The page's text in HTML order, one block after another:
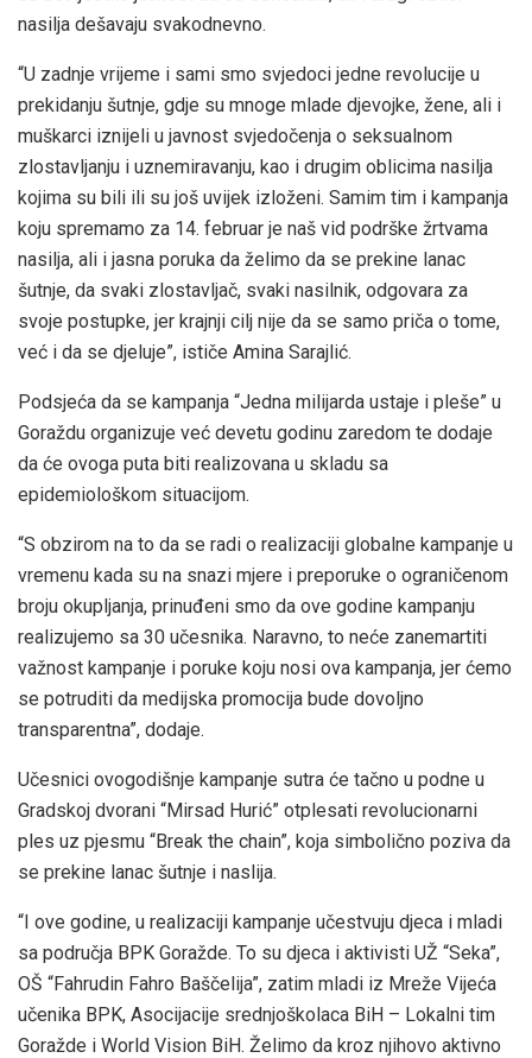
nasilja dešavaju svakodnevno.
“U zadnje vrijeme i sami smo svjedoci jedne revolucije u
prekidanju šutnje, gdje su mnoge mlade djevojke, žene, ali i
muškarci iznijeli u javnost svjedočenja o seksualnom
zlostavljanju i uznemiravanju, kao i drugim oblicima nasilja
kojima su bili ili su još uvijek izloženi. Samim tim i kampanja
koju spremamo za 14. februar je naš vid podrške žrtvama
nasilja, ali i jasna poruka da želimo da se prekine lanac
šutnje, da svaki zlostavljač, svaki nasilnik, odgovara za
svoje postupke, jer krajnji cilj nije da se samo priča o tome,
već i da se djeluje”, ističe Amina Sarajlić.
Podsjeća da se kampanja “Jedna milijarda ustaje i pleše” u
Goraždu organizuje već devetu godinu zaredom te dodaje
da će ovoga puta biti realizovana u skladu sa
epidemiološkom situacijom.
“S obzirom na to da se radi o realizaciji globalne kampanje u
vremenu kada su na snazi mjere i preporuke o ograničenom
broju okupljanja, prinuđeni smo da ove godine kampanju
realizujemo sa 30 učesnika. Naravno, to neće zanemartiti
važnost kampanje i poruke koju nosi ova kampanja, jer ćemo
se potruditi da medijska promocija bude dovoljno
transparentna”, dodaje.
Učesnici ovogodišnje kampanje sutra će tačno u podne u
Gradskoj dvorani “Mirsad Hurić” otplesati revolucionarni
ples uz pjesmu “Break the chain”, koja simbolično poziva da
se prekine lanac šutnje i naslija.
“I ove godine, u realizaciji kampanje učestvuju djeca i mladi
sa područja BPK Goražde. To su djeca i aktivisti UŽ “Seka”,
OŠ “Fahrudin Fahro Baščelija”, zatim mladi iz Mreže Vijeća
učenika BPK, Asocijacije srednjoškolaca BiH – Lokalni tim
Goražde i World Vision BiH. Želimo da kroz njihovo aktivno